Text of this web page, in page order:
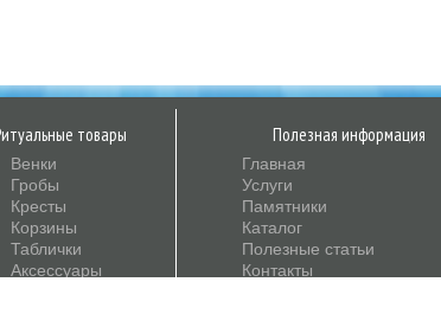
товары
Венки
Гробы
Кресты
Корзины
Таблички
Аксессуары
Полезная информация
Главная
Услуги
Памятники
Каталог
Полезные статьи
Контакты